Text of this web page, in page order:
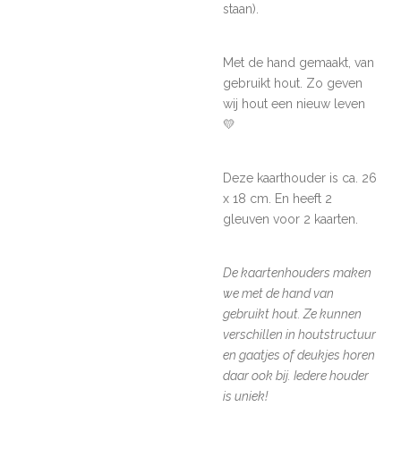
staan).
Met de hand gemaakt, van
gebruikt hout. Zo geven
wij hout een nieuw leven
💛
Deze kaarthouder is ca. 26
x 18 cm. En heeft 2
gleuven voor 2 kaarten.
De kaartenhouders maken
we met de hand van
gebruikt hout. Ze kunnen
verschillen in houtstructuur
en gaatjes of deukjes horen
daar ook bij. Iedere houder
is uniek!